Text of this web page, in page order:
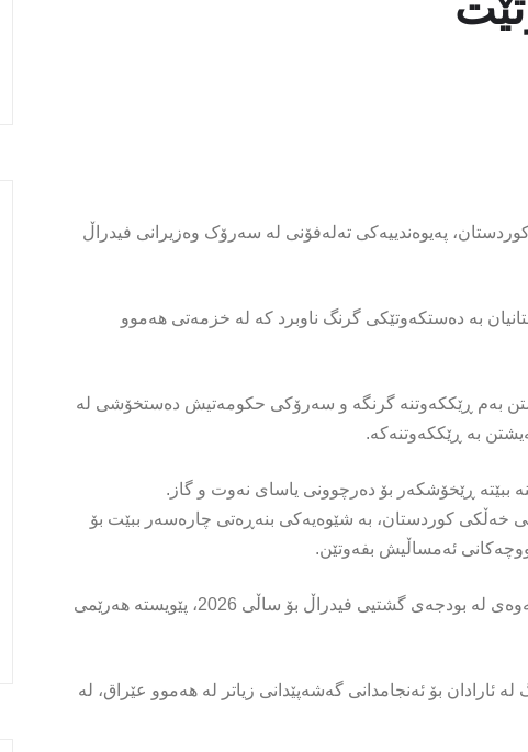
کوردستان، پەیوەندییەکی تەلەفۆنی لە سەرۆک وەزیرانی فیدراڵ
بە دەستکەوتێکی گرنگ ناوبرد کە لە خزمەتی هەموو
بەم ڕێککەوتنە گرنگە و سەرۆکی حکومەتیش دەستخۆشی لە
بە ڕێککەوتنەکە.
ڕێخۆشکەر بۆ دەرچوونی یاسای نەوت و گاز.
کوردستان، بە شێوەیەکی بنەڕەتی چارەسەر ببێت بۆ
ئەمساڵیش بفەوتێن.
سەرۆک وەزیرانی فیدراڵ و سەرۆکی حکومەت هاوڕابوون لەسەر ئەوەی لە بودجەی گشتیی فیدراڵ بۆ ساڵی 2026، پێویستە هەرێمی
بۆ ئەنجامدانی گەشەپێدانی زیاتر لە هەموو عێراق، لە